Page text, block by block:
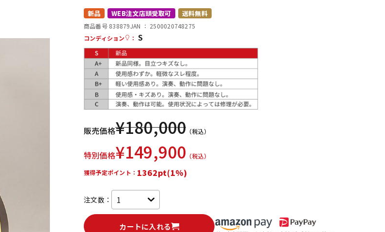
ウクレレ ドラム
その他楽器
レコーディン
グ機器
配信/ライブ
機器
新品 WEB注文店頭受取可 送料無料
商品番号 838879JAN ： 2500020748275
コンディション
： S
販売価格¥180,000 （税込）
特別価格¥149,900 （税込）
獲得予定ポイント： 1362pt(1%)
注文数：
カートに入れる